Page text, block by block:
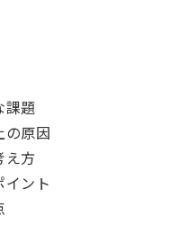
課題
の原因
え方
ント